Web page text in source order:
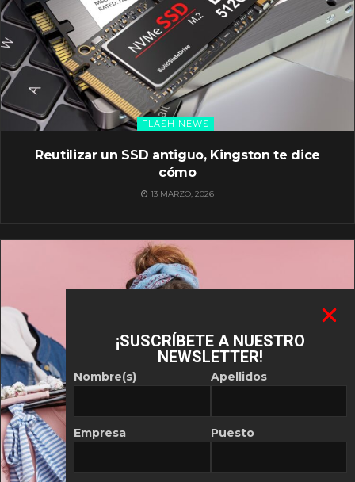
FLASH NEWS
Reutilizar un SSD antiguo, Kingston te dice
cómo
13 MARZO, 2026
¡SUSCRÍBETE A NUESTRO
NEWSLETTER!
Nombre(s)
Empresa
Apellidos
Puesto